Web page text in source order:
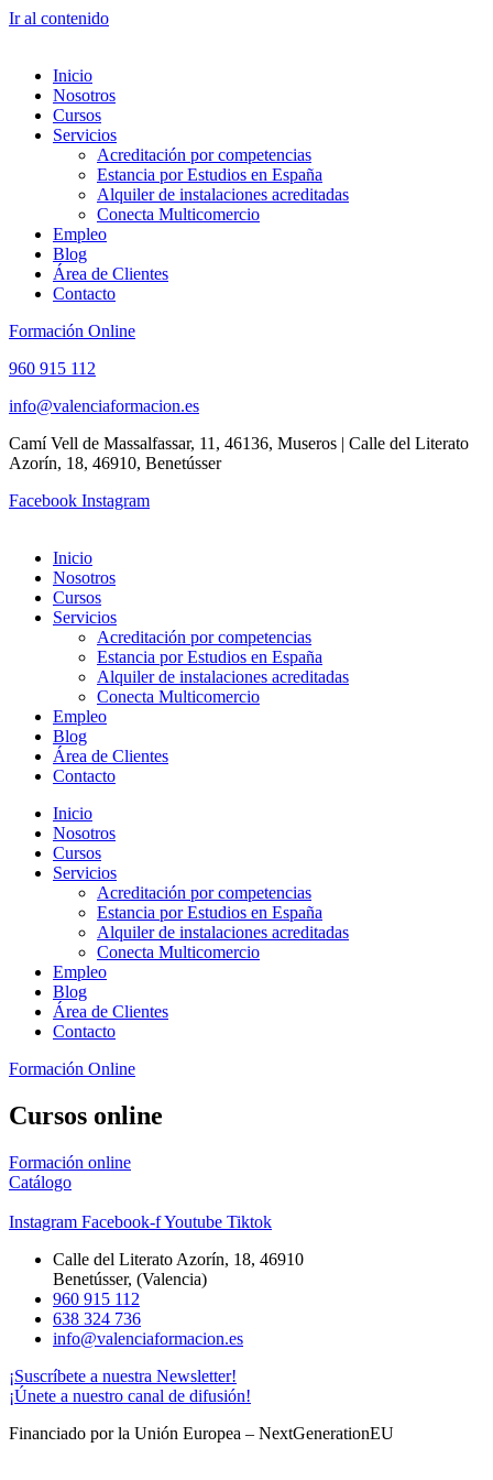
Ir al contenido
Inicio
Nosotros
Cursos
Servicios
Acreditación por competencias
Estancia por Estudios en España
Alquiler de instalaciones acreditadas
Conecta Multicomercio
Empleo
Blog
Área de Clientes
Contacto
Formación Online
960 915 112
info@valenciaformacion.es
Camí Vell de Massalfassar, 11, 46136, Museros | Calle del Literato
Azorín, 18, 46910, Benetússer
Facebook Instagram
Inicio
Nosotros
Cursos
Servicios
Acreditación por competencias
Estancia por Estudios en España
Alquiler de instalaciones acreditadas
Conecta Multicomercio
Empleo
Blog
Área de Clientes
Contacto
Inicio
Nosotros
Cursos
Servicios
Acreditación por competencias
Estancia por Estudios en España
Alquiler de instalaciones acreditadas
Conecta Multicomercio
Empleo
Blog
Área de Clientes
Contacto
Formación Online
Cursos online
Formación online
Catálogo
Instagram Facebook-fYoutube Tiktok
Calle del Literato Azorín, 18, 46910
Benetússer, (Valencia)
960 915 112
638 324 736
info@valenciaformacion.es
¡Suscríbete a nuestra Newsletter!
¡Únete a nuestro canal de difusión!
Financiado por la Unión Europea – NextGenerationEU